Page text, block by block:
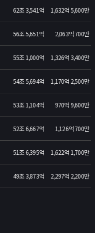
62조 3,541억 1,632억 5,600만
56조 5,651억 2,063억 700만
55조 1,000억 1,326억 3,400만
54조 5,694억 1,170억 2,500만
53조 1,104억 970억 9,600만
52조 6,667억 1,126억 700만
51조 6,395억 1,622억 1,700만
49조 3,873억 2,297억 2,200만